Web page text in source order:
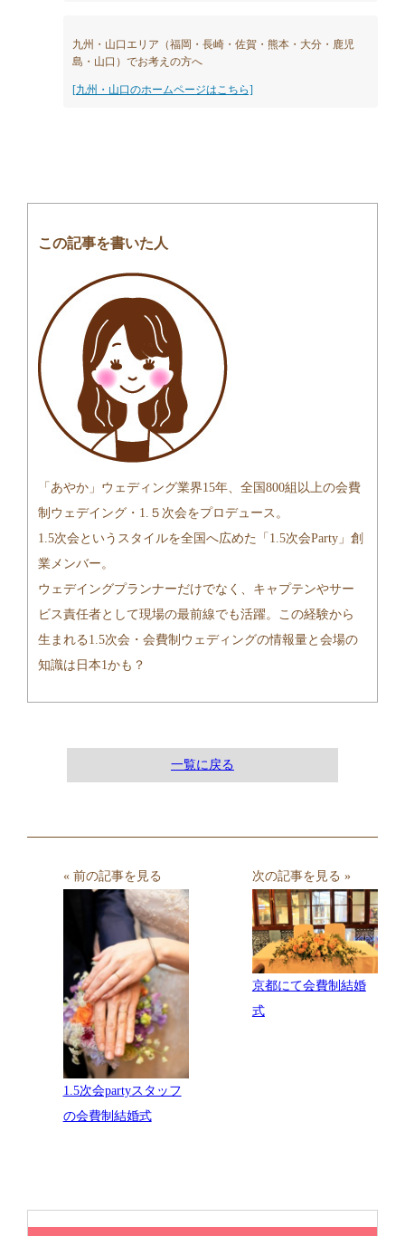
九州・山口エリア（福岡・長崎・佐賀・熊本・大分・鹿児
島・山口）でお考えの方へ
[九州・山口のホームページはこちら]
この記事を書いた人
「あやか」ウェディング業界15年、全国800組以上の会費
制ウェデイング・1.５次会をプロデュース。
1.5次会というスタイルを全国へ広めた「1.5次会Party」創
業メンバー。
ウェデイングプランナーだけでなく、キャプテンやサー
ビス責任者として現場の最前線でも活躍。この経験から
生まれる1.5次会・会費制ウェディングの情報量と会場の
知識は日本1かも？
一覧に戻る
« 前の記事を見る
1.5次会partyスタッフ
の会費制結婚式
次の記事を見る »
京都にて会費制結婚
式